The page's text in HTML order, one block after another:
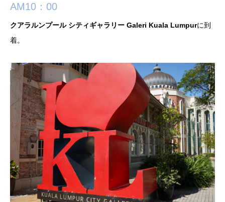
AM10：00
クアラルンプール シティギャラリー Galeri Kuala Lumpurに到
着。